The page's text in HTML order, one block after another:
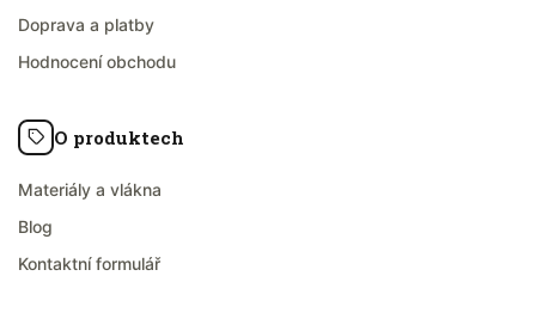
Doprava a platby
Hodnocení obchodu
O produktech
Materiály a vlákna
Blog
Kontaktní formulář